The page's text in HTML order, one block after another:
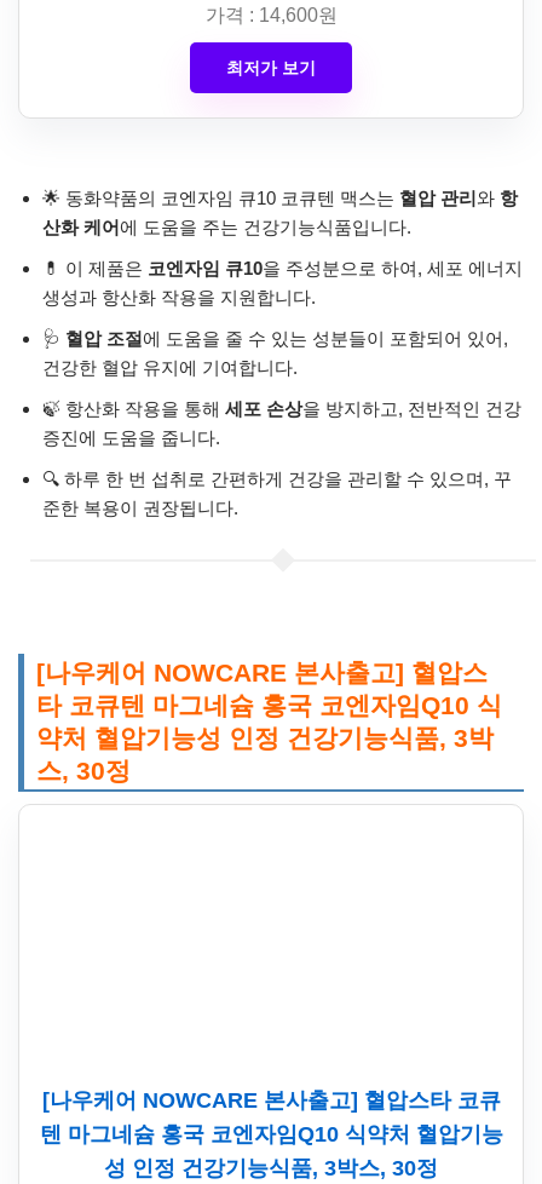
가격 : 14,600원
최저가 보기
🌟 동화약품의 코엔자임 큐10 코큐텐 맥스는 혈압 관리와 항
산화 케어에 도움을 주는 건강기능식품입니다.
💊 이 제품은 코엔자임 큐10을 주성분으로 하여, 세포 에너지
생성과 항산화 작용을 지원합니다.
🩺 혈압 조절에 도움을 줄 수 있는 성분들이 포함되어 있어,
건강한 혈압 유지에 기여합니다.
🍃 항산화 작용을 통해 세포 손상을 방지하고, 전반적인 건강
증진에 도움을 줍니다.
🔍 하루 한 번 섭취로 간편하게 건강을 관리할 수 있으며, 꾸
준한 복용이 권장됩니다.
[나우케어 NOWCARE 본사출고] 혈압스
타 코큐텐 마그네슘 홍국 코엔자임Q10 식
약처 혈압기능성 인정 건강기능식품, 3박
스, 30정
[나우케어 NOWCARE 본사출고] 혈압스타 코큐
텐 마그네슘 홍국 코엔자임Q10 식약처 혈압기능
성 인정 건강기능식품, 3박스, 30정